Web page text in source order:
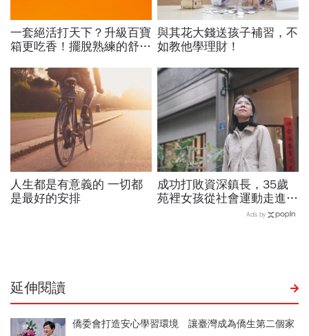
一套絕活打天下？升級百寶
箱更吃香！擺脫熟練的舒適
阱
與其花大錢送孩子補習，不
如教他學理財！
人生都是有意義的 一切都
是最好的安排
成功打敗資深鎮長，35歲
苑裡女孩從社會運動走進鎮
公所讓地方政治不再只有
Ads by
延伸閱讀
僑委會打造安心學習環境 讓臺灣成為僑生第二個家